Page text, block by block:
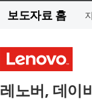
보도자료 홈
레노버, 데이